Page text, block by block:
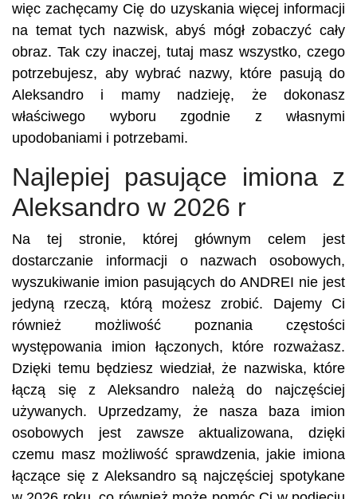
więc zachęcamy Cię do uzyskania więcej informacji
na temat tych nazwisk, abyś mógł zobaczyć cały
obraz. Tak czy inaczej, tutaj masz wszystko, czego
potrzebujesz, aby wybrać nazwy, które pasują do
Aleksandro i mamy nadzieję, że dokonasz
właściwego wyboru zgodnie z własnymi
upodobaniami i potrzebami.
Najlepiej pasujące imiona z
Aleksandro w 2026 r
Na tej stronie, której głównym celem jest
dostarczanie informacji o nazwach osobowych,
wyszukiwanie imion pasujących do ANDREI nie jest
jedyną rzeczą, którą możesz zrobić. Dajemy Ci
również możliwość poznania częstości
występowania imion łączonych, które rozważasz.
Dzięki temu będziesz wiedział, że nazwiska, które
łączą się z Aleksandro należą do najczęściej
używanych. Uprzedzamy, że nasza baza imion
osobowych jest zawsze aktualizowana, dzięki
czemu masz możliwość sprawdzenia, jakie imiona
łączące się z Aleksandro są najczęściej spotykane